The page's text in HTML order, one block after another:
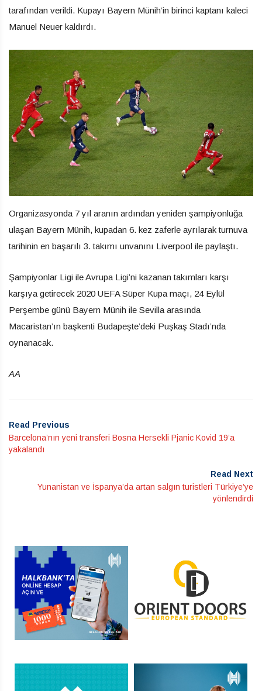
tarafından verildi. Kupayı Bayern Münih’in birinci kaptanı kaleci
Manuel Neuer kaldırdı.
Organizasyonda 7 yıl aranın ardından yeniden şampiyonluğa
ulaşan Bayern Münih, kupadan 6. kez zaferle ayrılarak turnuva
tarihinin en başarılı 3. takımı unvanını Liverpool ile paylaştı.
Şampiyonlar Ligi ile Avrupa Ligi’ni kazanan takımları karşı
karşıya getirecek 2020 UEFA Süper Kupa maçı, 24 Eylül
Perşembe günü Bayern Münih ile Sevilla arasında
Macaristan’ın başkenti Budapeşte’deki Puşkaş Stadı’nda
oynanacak.
AA
Read Previous
Barcelona’nın yeni transferi Bosna Hersekli Pjanic Kovid 19’a
yakalandı
Read Next
Yunanistan ve İspanya’da artan salgın turistleri Türkiye’ye
yönlendirdi